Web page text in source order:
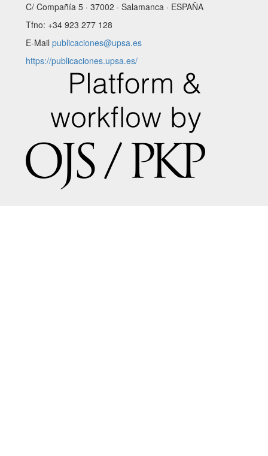
C/ Compañía 5 · 37002 · Salamanca · ESPAÑA
Tfno: +34 923 277 128
E-Mail publicaciones@upsa.es
https://publicaciones.upsa.es/